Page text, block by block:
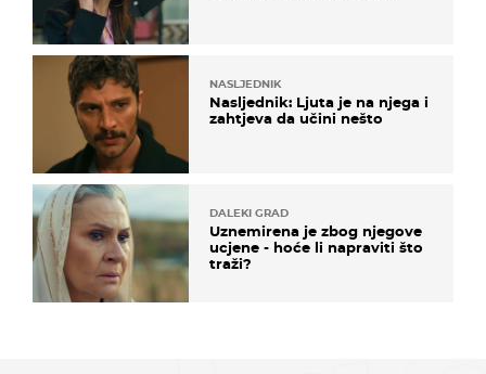
NASLJEDNIK
Nasljednik: Ljuta je na njega i
zahtjeva da učini nešto
DALEKI GRAD
Uznemirena je zbog njegove
ucjene - hoće li napraviti što
traži?